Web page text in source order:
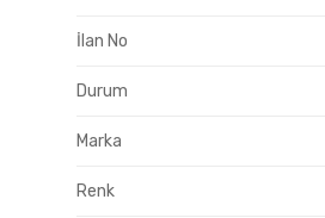
İlan No
Durum
Marka
Renk